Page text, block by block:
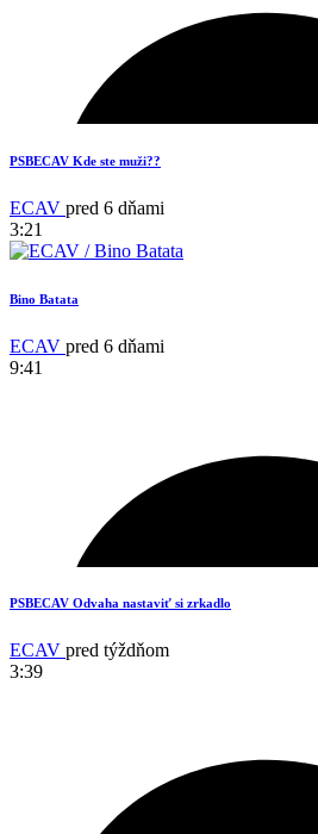
PSBECAV Kde ste muži??
ECAV pred 6 dňami
3:21
Bino Batata
ECAV pred 6 dňami
9:41
PSBECAV Odvaha nastaviť si zrkadlo
ECAV pred týždňom
3:39